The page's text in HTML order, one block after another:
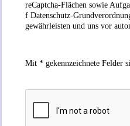
reCaptcha-Flächen sowie
f Datenschutz-
gewährleisten und uns vor
Mit * gekennzeichnete Felder